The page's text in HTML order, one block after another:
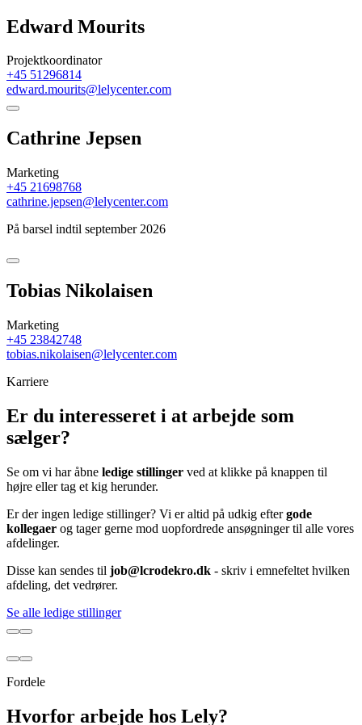
Edward Mourits
Projektkoordinator
+45 51296814
edward.mourits@lelycenter.com
Cathrine Jepsen
Marketing
+45 21698768
cathrine.jepsen@lelycenter.com
På barsel indtil september 2026
Tobias Nikolaisen
Marketing
+45 23842748
tobias.nikolaisen@lelycenter.com
Karriere
Er du interesseret i at arbejde som
sælger?
Se om vi har åbne ledige stillinger ved at klikke på knappen til
højre eller tag et kig herunder.
Er der ingen ledige stillinger? Vi er altid på udkig eftergode
kollegaer og tager gerne mod uopfordrede ansøgninger til alle vores
afdelinger.
Disse kan sendes til job@lcrodekro.dk - skriv i emnefeltet hvilken
afdeling, det vedrører.
Se alle ledige stillinger
Fordele
Hvorfor arbejde hos Lely?